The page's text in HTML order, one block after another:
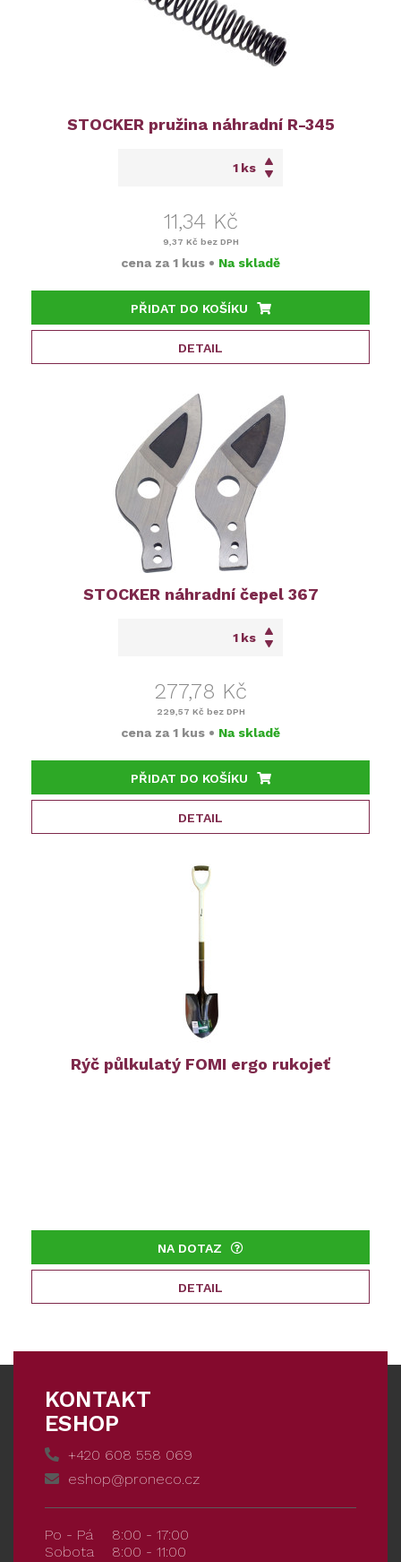
STOCKER pružina náhradní R-345
ks
11,34 Kč
9,37 Kč bez DPH
cena za 1 kus • Na skladě
PŘIDAT DO KOŠÍKU
DETAIL
STOCKER náhradní čepel 367
ks
277,78 Kč
229,57 Kč bez DPH
cena za 1 kus • Na skladě
PŘIDAT DO KOŠÍKU
DETAIL
Rýč půlkulatý FOMI ergo rukojeť
NA DOTAZ
DETAIL
KONTAKT
ESHOP
+420 608 558 069
eshop@proneco.cz
Po - Pá
8:00 - 17:00
Sobota
8:00 - 11:00